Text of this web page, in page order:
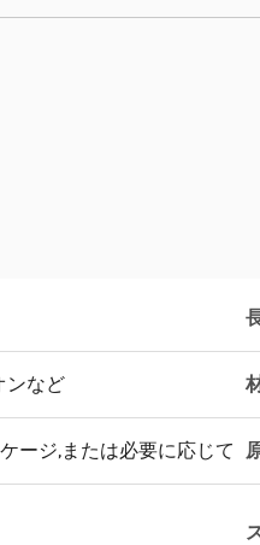
ンなど
ージ,または必要に応じて